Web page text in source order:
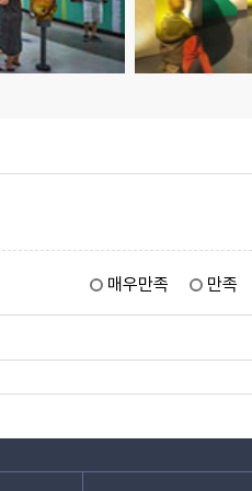
매우만족 만족